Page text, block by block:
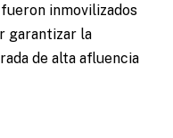
inmovilizados
garantizar la
de alta afluencia